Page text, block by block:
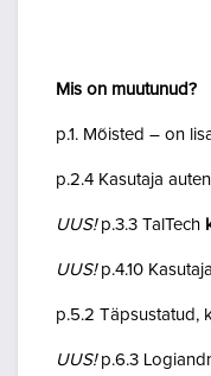
Mis on muutunud?
p.1. Mõisted – on
p.2.4 Kasutaja
UUS!p.3.3 TalTech
UUS!p.4.10
p.5.2 Täpsustatud,
UUS!p.6.3